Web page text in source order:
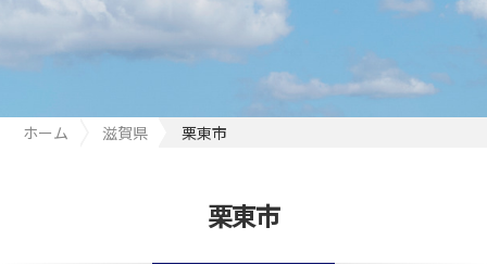
ホーム 滋賀県 栗東市
栗東市